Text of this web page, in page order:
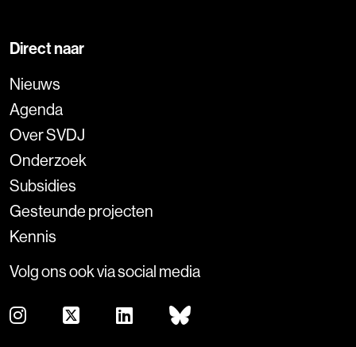
Direct naar
Nieuws
Agenda
Over SVDJ
Onderzoek
Subsidies
Gesteunde projecten
Kennis
Volg ons ook via social media